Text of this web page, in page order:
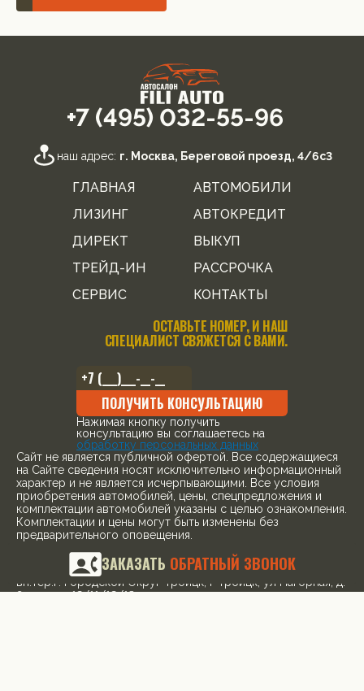
+7 (495) 032-55-96
наш адрес: г. Москва, Береговой проезд, 4/6с3
ГЛАВНАЯ
АВТОМОБИЛИ
ЛИЗИНГ
АВТОКРЕДИТ
ДИРЕКТ
ВЫКУП
ТРЕЙД-ИН
РАССРОЧКА
СЕРВИС
КОНТАКТЫ
ОСТАВЬТЕ НОМЕР, И НАШ
СПЕЦИАЛИСТ СВЯЖЕТСЯ С ВАМИ.
ПОЛУЧИТЬ КОНСУЛЬТАЦИЮ
Нажимая кнопку получить
консультацию вы соглашаетесь на
обработку персональных данных
Cайт не является публичной офертой. Все содержащиеся
на Сайте сведения носят исключительно информационный
характер и не является исчерпывающими. Все условия
приобретения автомобилей, цены, спецпредложения и
комплектации автомобилей указаны с целью ознакомления.
Комплектации и цены могут быть изменены без
предварительного оповещения.
ООО «ПРЕМИУМ РЕКЛАМА» ИНН: 5263108187 КПП:
775101001 ОГРН: 1145263004501 Адрес: 108842, г. Москва,
вн.тер.г. Городской Округ Троицк, г Троицк, ул Нагорная, д.
8, помещ. 12/11/12/13
ЗАКАЗАТЬ ОБРАТНЫЙ ЗВОНОК